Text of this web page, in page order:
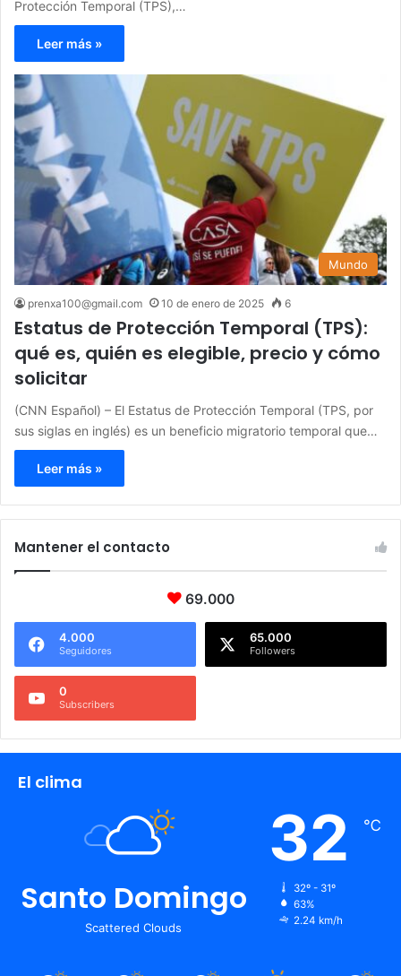
Protección Temporal (TPS),…
Leer más »
Mundo
prenxa100@gmail.com 10 de enero de 2025 6
Estatus de Protección Temporal (TPS):
qué es, quién es elegible, precio y cómo
solicitar
(CNN Español) – El Estatus de Protección Temporal (TPS, por
sus siglas en inglés) es un beneficio migratorio temporal que…
Leer más »
Mantener el contacto
69.000
4.000
Seguidores
65.000
Followers
0
Subscribers
El clima
Santo Domingo
Scattered Clouds
32 ℃
32º - 31º
63%
2.24 km/h